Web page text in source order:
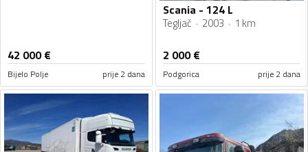
42 000€
Bijelo Polje prije 2 dana
Scania - 124 L
Tegljač 2003 1 km
2 000€
Podgorica prije 2 dana